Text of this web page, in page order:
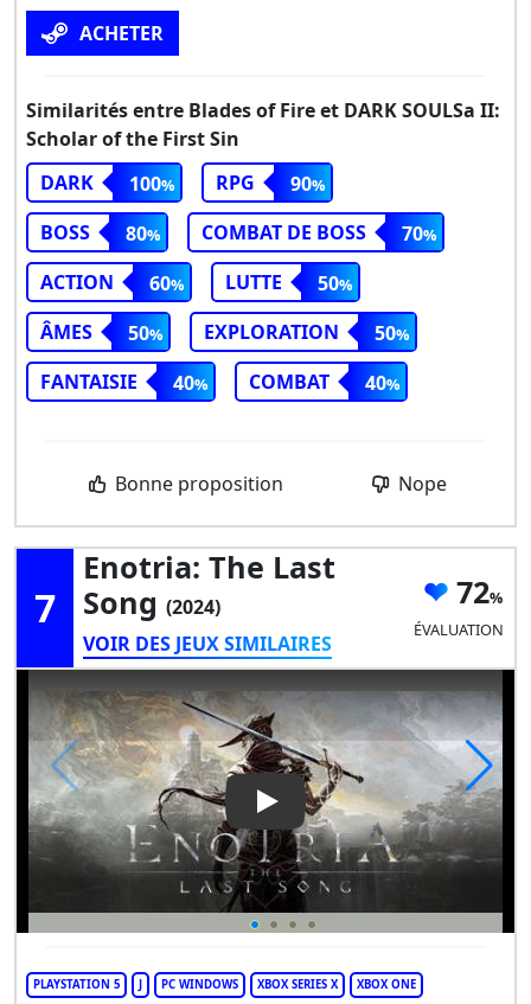
ACHETER
Similarités entre Blades of Fire et DARK SOULSa II:
Scholar of the First Sin
DARK
100 RPG
90
BOSS
80 COMBAT DE BOSS
70
ACTION
60 LUTTE
50
ÂMES
50 EXPLORATION
50
FANTAISIE
40 COMBAT 40
Bonne proposition Nope
7
Enotria: The Last
Song (2024)
VOIR DES JEUX SIMILAIRES
72
ÉVALUATION
Play Video: Enotria: The Last
PLAYSTATION 5 J PC WINDOWS XBOX SERIES X XBOX ONE